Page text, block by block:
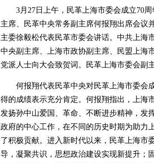
3月27日上午，民革上海市委会成立70
主席、民革中央常务副主席何报翔出席会议
主委徐毅松代表民革市委会讲话。中共上海
中央副主席、上海市政协副主席、民盟上海
党派人士向大会致贺词。民革上海市委会副
何报翔代表民革中央对民革上海市委会
得的成绩表示充分肯定。何报翔指出，上海
发扬孙中山爱国、革命、不断进步精神，发
政府的中心工作，在不同的历史时期为助力
了积极贡献。进入新时代以来，民革上海市
导，凝聚共识，思想政治建设实现新提升；